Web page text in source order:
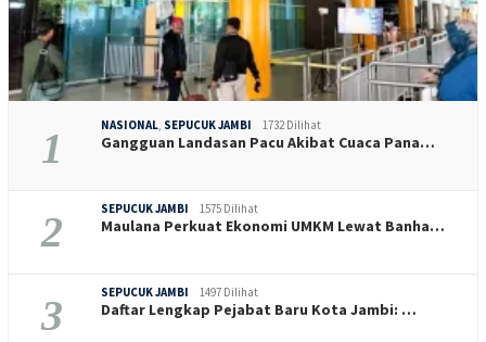
1 NASIONAL, SEPUCUK JAMBI 1732 Dilihat
Gangguan Landasan Pacu Akibat Cuaca Pana…
2 SEPUCUK JAMBI 1575 Dilihat
Maulana Perkuat Ekonomi UMKM Lewat Banha…
3 SEPUCUK JAMBI 1497 Dilihat
Daftar Lengkap Pejabat Baru Kota Jambi: …